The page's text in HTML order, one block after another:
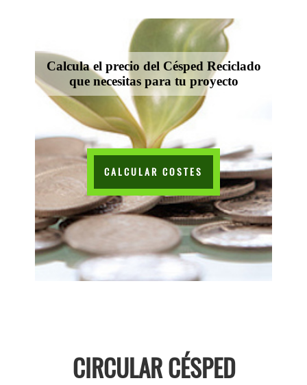
Calcula el precio del Césped Reciclado
que necesitas para tu proyecto
CALCULAR COSTES
CIRCULAR CÉSPED